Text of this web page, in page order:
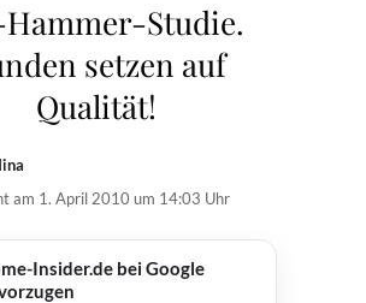
Studie.
setzen auf
Qualität!
am 1. April 2010 um 14:03 Uhr
Insider.de bei Google